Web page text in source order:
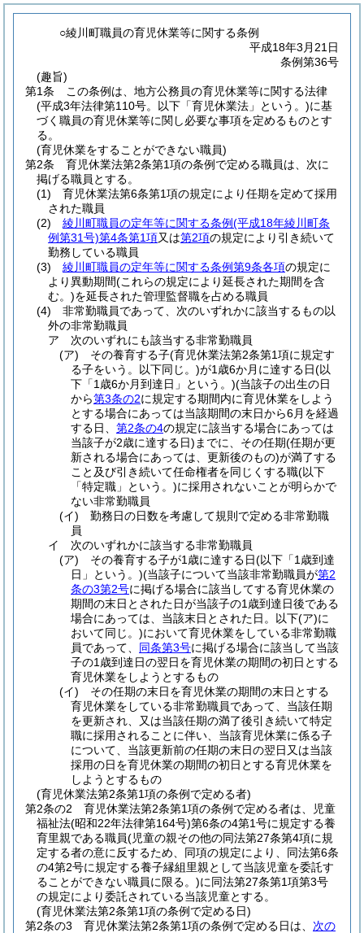
○綾川町職員の育児休業等に関する条例
平成18年3月21日
条例第36号
(趣旨)
第1条
この条例は、地方公務員の育児休業等に関する法律
(平成3年法律第110号。以下「育児休業法」という。)に基
づく職員の育児休業等に関し必要な事項を定めるものとす
る。
(育児休業をすることができない職員)
第2条
育児休業法第2条第1項の条例で定める職員は、次に
掲げる職員とする。
(1)
育児休業法第6条第1項の規定により任期を定めて採用
された職員
(2)
綾川町職員の定年等に関する条例(平成18年綾川町条
例第31号)第4条第1項又は第2項の規定により引き続いて
勤務している職員
(3)
綾川町職員の定年等に関する条例第9条各項の規定に
より異動期間(これらの規定により延長された期間を含
む。)を延長された管理監督職を占める職員
(4)
非常勤職員であって、次のいずれかに該当するもの以
外の非常勤職員
ア
次のいずれにも該当する非常勤職員
(ア)
その養育する子(育児休業法第2条第1項に規定す
る子をいう。以下同じ。)が1歳6か月に達する日(以
下「1歳6か月到達日」という。)(当該子の出生の日
から第3条の2に規定する期間内に育児休業をしよう
とする場合にあっては当該期間の末日から6月を経過
する日、第2条の4の規定に該当する場合にあっては
当該子が2歳に達する日) までに、その任期(任期が更
新される場合にあっては、更新後のもの)が満了する
こと及び引き続いて任命権者を同じくする職(以下
「特定職」という。)に採用されないことが明らかで
ない非常勤職員
(イ)
勤務日の日数を考慮して規則で定める非常勤職
員
イ
次のいずれかに該当する非常勤職員
(ア)
その養育する子が1歳に達する日(以下「1歳到達
日」という。)(当該子について当該非常勤職員が第2
条の3第2号に掲げる場合に該当してする育児休業の
期間の末日とされた日が当該子の1歳到達日後である
場合にあっては、当該末日とされた日。以下(ア)に
おいて同じ。)において育児休業をしている非常勤職
員であって、 同条第3号に掲げる場合に該当して当該
子の1歳到達日の翌日を育児休業の期間の初日とする
育児休業をしようとするもの
(イ)
その任期の末日を育児休業の期間の末日とする
育児休業をしている非常勤職員であって、当該任期
を更新され、又は当該任期の満了後引き続いて特定
職に採用されることに伴い、当該育児休業に係る子
について、当該更新前の任期の末日の翌日又は当該
採用の日を育児休業の期間の初日とする育児休業を
しようとするもの
(育児休業法第2条第1項の条例で定める者)
第2条の2
育児休業法第2条第1項の条例で定める者は、児童
福祉法(昭和22年法律第164号)第6条の4第1号に規定する養
育里親である職員(児童の親その他の同法第27条第4項に規
定する者の意に反するため、同項の規定により、同法第6条
の4第2号に規定する養子縁組里親として当該児童を委託す
ることができない職員に限る。)に同法第27条第1項第3号
の規定により委託されている当該児童とする。
(育児休業法第2条第1項の条例で定める日)
第2条の3
育児休業法第2条第1項の条例で定める日は、 次の